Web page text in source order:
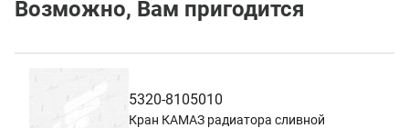
Возможно, Вам пригодится
5320-8105010
Кран КАМАЗ радиатора сливной